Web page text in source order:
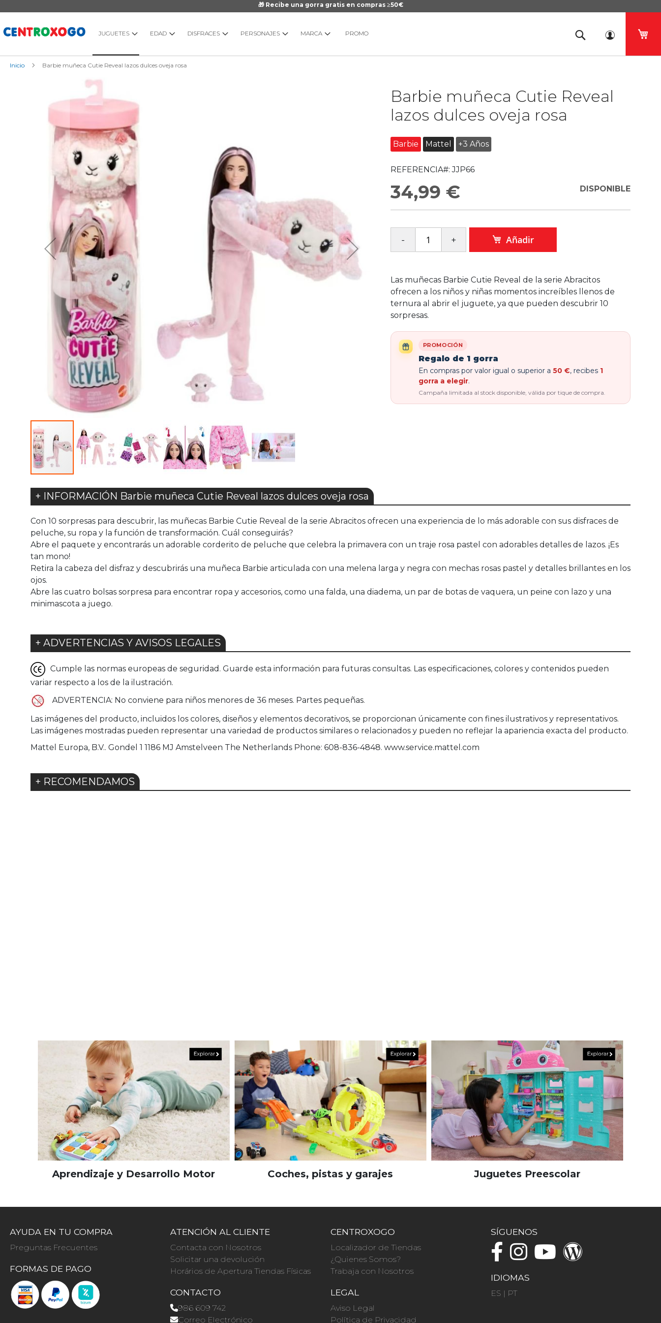
🎁 Recibe una gorra gratis en compras ≥50€
al
JUGUETES EDAD DISFRACES PERSONAJES MARCA PROMO
Inicio Barbie muñeca Cutie Reveal lazos dulces oveja rosa
Barbie muñeca Cutie Reveal
lazos dulces oveja rosa
Barbie Mattel +3 Años
REFERENCIA#: JJP66
34,99 € DISPONIBLE
Añadir
Las muñecas Barbie Cutie Reveal de la serie Abracitos
ofrecen a los niños y niñas momentos increíbles llenos de
ternura al abrir el juguete, ya que pueden descubrir 10
sorpresas.
PROMOCIÓN
Regalo de 1 gorra
En compras por valor igual o superior a 50 €, recibes 1
gorra a elegir.
Campaña limitada al stock disponible, válida por tique de compra.
galería
imágenes
galería
imágenes
+ INFORMACIÓN Barbie muñeca Cutie Reveal lazos dulces oveja rosa
Con 10 sorpresas para descubrir, las muñecas Barbie Cutie Reveal de la serie Abracitos ofrecen una experiencia de lo más adorable con sus disfraces de
peluche, su ropa y la función de transformación. Cuál conseguirás?
Abre el paquete y encontrarás un adorable corderito de peluche que celebra la primavera con un traje rosa pastel con adorables detalles de lazos. ¡Es
tan mono!
Retira la cabeza del disfraz y descubrirás una muñeca Barbie articulada con una melena larga y negra con mechas rosas pastel y detalles brillantes en los
ojos.
Abre las cuatro bolsas sorpresa para encontrar ropa y accesorios, como una falda, una diadema, un par de botas de vaquera, un peine con lazo y una
minimascota a juego.
+ ADVERTENCIAS Y AVISOS LEGALES
Cumple las normas europeas de seguridad. Guarde esta información para futuras consultas. Las especificaciones, colores y contenidos pueden
variar respecto a los de la ilustración.
ADVERTENCIA: No conviene para niños menores de 36 meses. Partes pequeñas.
Las imágenes del producto, incluidos los colores, diseños y elementos decorativos, se proporcionan únicamente con fines ilustrativos y representativos.
Las imágenes mostradas pueden representar una variedad de productos similares o relacionados y pueden no reflejar la apariencia exacta del producto.
Mattel Europa, B.V.. Gondel 1 1186 MJ Amstelveen The Netherlands Phone: 608-836-4848. www.service.mattel.com
+ RECOMENDAMOS
Aprendizaje y Desarrollo Motor Coches, pistas y garajes Juguetes Preescolar
AYUDA EN TU COMPRA
Preguntas Frecuentes
FORMAS DE PAGO
ATENCIÓN AL CLIENTE
Contacta con Nosotros
Solicitar una devolución
Horários de Apertura Tiendas Físicas
CONTACTO
986 609 742
Correo Electrónico
CENTROXOGO
Localizador de Tiendas
¿Quienes Somos?
Trabaja con Nosotros
LEGAL
Aviso Legal
Política de Privacidad
SÍGUENOS
IDIOMAS
ES | PT